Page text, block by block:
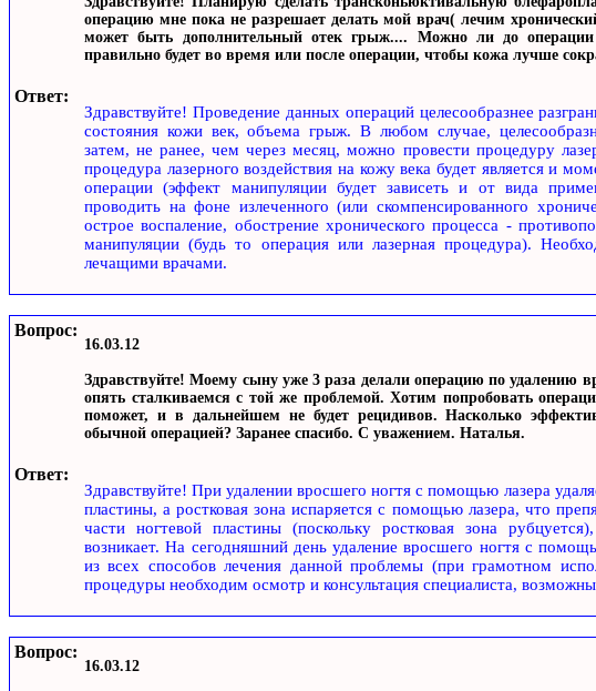
операцию мне пока не разрешает делать мой врач( лечим
может быть дополнительный отек грыж.... Можно ли до операции
правильно будет во время или после операции, чтобы кожа лучше
Ответ:
Здравствуйте! Проведение данных операций целесообразнее
состояния кожи век, объема грыж. В любом случае,
затем, не ранее, чем через месяц, можно провести процедуру
процедура лазерного воздействия на кожу века будет является и
операции (эффект манипуляции будет зависеть и от вида
проводить на фоне излеченного (или скомпенсированного
острое воспаление, обострение хронического процесса -
манипуляции (будь то операция или лазерная процедура).
лечащими врачами.
Вопрос:
16.03.12
Здравствуйте! Моему сыну уже 3 раза делали операцию по удалению
опять сталкиваемся с той же проблемой. Хотим попробовать
поможет, и в дальнейшем не будет рецидивов. Насколько
обычной операцией? Заранее спасибо. С уважением. Наталья.
Ответ:
Здравствуйте! При удалении вросшего ногтя с помощью лазера
пластины, а ростковая зона испаряется с помощью лазера, что
части ногтевой пластины (поскольку ростковая зона
возникает. На сегодняшний день удаление вросшего ногтя с
из всех способов лечения данной проблемы (при грамотном
процедуры необходим осмотр и консультация специалиста,
Вопрос:
16.03.12